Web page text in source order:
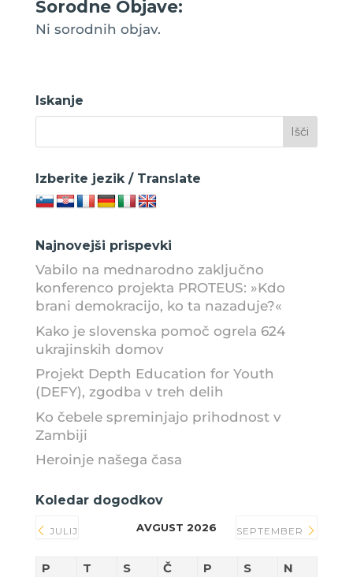
Sorodne Objave:
Ni sorodnih objav.
Iskanje
Izberite jezik / Translate
Najnovejši prispevki
Vabilo na mednarodno zaključno
konferenco projekta PROTEUS: »Kdo
brani demokracijo, ko ta nazaduje?«
Kako je slovenska pomoč ogrela 624
ukrajinskih domov
Projekt Depth Education for Youth
(DEFY), zgodba v treh delih
Ko čebele spreminjajo prihodnost v
Zambiji
Heroinje našega časa
Koledar dogodkov
JULIJ AVGUST 2026 SEPTEMBER
P T S Č P S N